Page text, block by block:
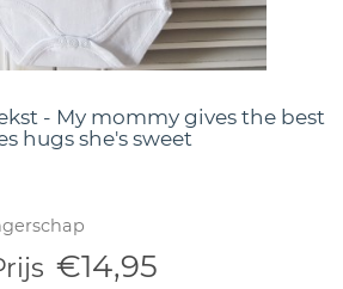
- My mommy gives the best
hugs she's sweet
€14,95